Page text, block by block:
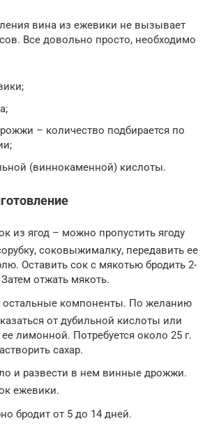
вина из ежевики не вызывает
Все довольно просто, необходимо
– количество подбирается по
(виннокаменной) кислоты.
из ягод – можно пропустить ягоду
соковыжималку, передавить ее
Оставить сок с мякотью бродить 2-
Затем отжать мякоть.
остальные компоненты. По желанию
от дубильной кислоты или
лимонной. Потребуется около 25 г.
сахар.
и развести в нем винные дрожжи.
ежевики.
бродит от 5 до 14 дней.